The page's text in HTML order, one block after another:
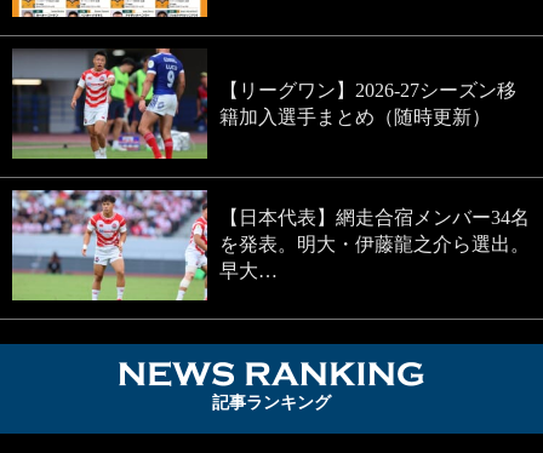
【リーグワン】2026-27シーズン移
籍加入選手まとめ（随時更新）
【日本代表】網走合宿メンバー34名
を発表。明大・伊藤龍之介ら選出。
早大…
記事ランキング